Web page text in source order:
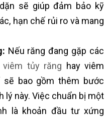
sẽ giúp đảm bảo kỹ
hạn chế rủi ro và mang
Nếu răng đang gặp các
viêm tủy răng hay viêm
bao gồm thêm bước
lý này. Việc chuẩn bị một
là khoản đầu tư xứng